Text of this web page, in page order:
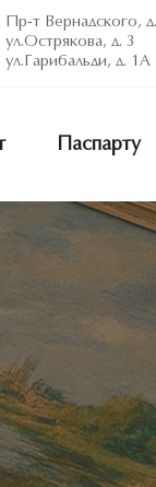
Пр-т Вернадского,
д. 3
д. 1А
Паспарту